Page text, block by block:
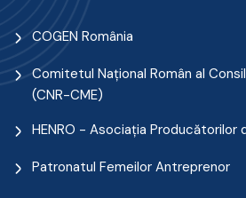
COGEN România
Comitetul Naţional Român al
(CNR-CME)
HENRO - Asociația Producătorilor
Patronatul Femeilor Antreprenor